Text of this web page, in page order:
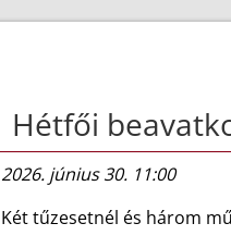
Hétfői
2026. június 30. 11:00
Két tűzesetnél és három